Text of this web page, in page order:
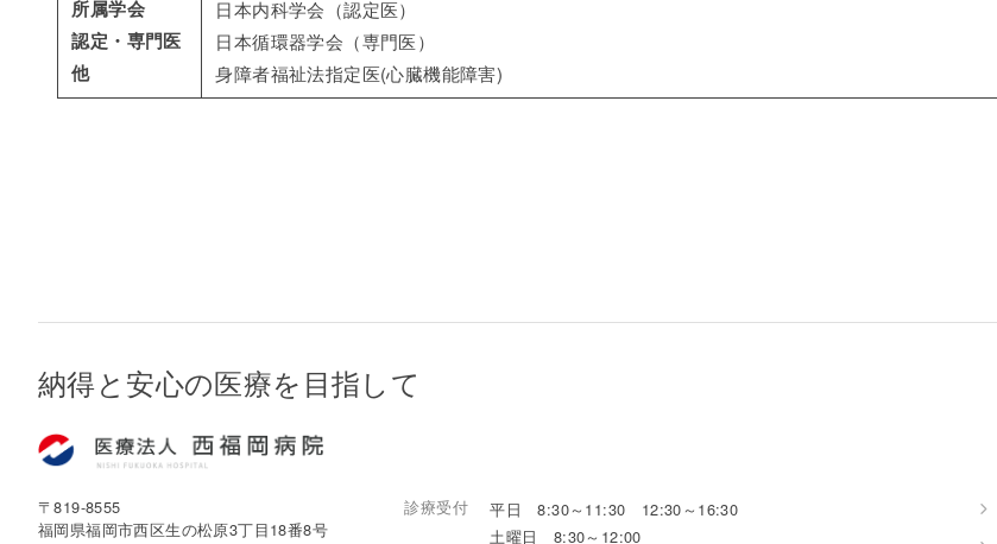
所属学会
認定・専門医
他
日本内科学会（認定医）
日本循環器学会（専門医）
身障者福祉法指定医(心臓機能障害)
納得と安心の医療を目指して
〒819-8555
福岡県福岡市西区生の松原3丁目18番8号
診療受付
平日 8:30～11:30 12:30～16:30
土曜日 8:30～12:00